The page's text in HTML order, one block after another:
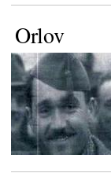
Orlov